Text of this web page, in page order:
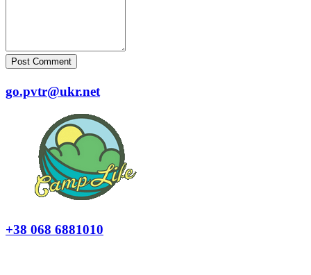
Post Comment
go.pvtr@ukr.net
+38 068 6881010